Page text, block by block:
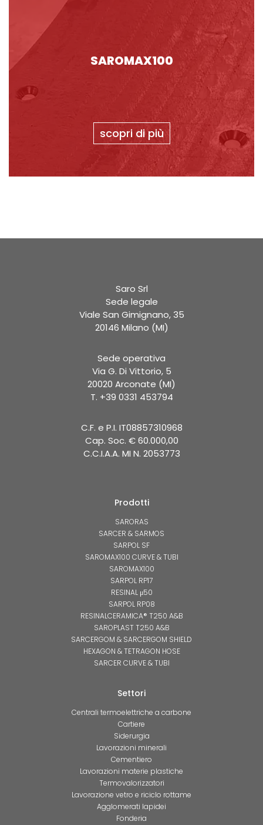
SAROMAX100
scopri di più
Saro Srl
Sede legale
Viale San Gimignano, 35
20146 Milano (MI)
Sede operativa
Via G. Di Vittorio, 5
20020 Arconate (MI)
T. +39 0331 453794
C.F. e P.I. IT08857310968
Cap. Soc. € 60.000,00
C.C.I.A.A. MI N. 2053773
Prodotti
SARORAS
SARCER & SARMOS
SARPOL SF
SAROMAX100 CURVE & TUBI
SAROMAX100
SARPOL RP17
RESINAL μ50
SARPOL RP08
RESINALCERAMICA® T250 A&B
SAROPLAST T250 A&B
SARCERGOM & SARCERGOM SHIELD
HEXAGON & TETRAGON HOSE
SARCER CURVE & TUBI
Settori
Centrali termoelettriche a carbone
Cartiere
Siderurgia
Lavorazioni minerali
Cementiero
Lavorazioni materie plastiche
Termovalorizzatori
Lavorazione vetro e riciclo rottame
Agglomerati lapidei
Fonderia